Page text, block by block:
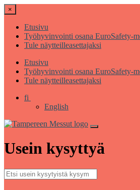
×
Etusivu
Työhyvinvointi osana EuroSafety-
Tule näytteilleasettajaksi
Etusivu
Työhyvinvointi osana EuroSafety-
Tule näytteilleasettajaksi
fi
English
Usein kysyttyä